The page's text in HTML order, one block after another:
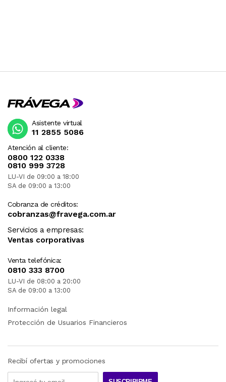
Atención al cliente:
0800 122 0338
0810 999 3728
LU-VI de 09:00 a 18:00
SA de 09:00 a 13:00
Cobranza de créditos:
cobranzas@fravega.com.ar
Servicios a empresas:
Ventas corporativas
Venta telefónica:
0810 333 8700
LU-VI de 08:00 a 20:00
SA de 09:00 a 13:00
Asistente virtual
11 2855 5086
Información legal
Protección de Usuarios Financieros
Recibí ofertas y promociones